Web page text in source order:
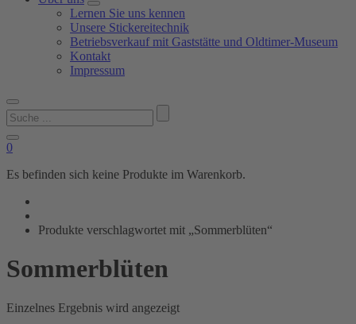
Lernen Sie uns kennen
Unsere Stickereitechnik
Betriebsverkauf mit Gaststätte und Oldtimer-Museum
Kontakt
Impressum
Suchen
nach:
0
Es befinden sich keine Produkte im Warenkorb.
Produkte verschlagwortet mit „Sommerblüten“
Sommerblüten
Einzelnes Ergebnis wird angezeigt